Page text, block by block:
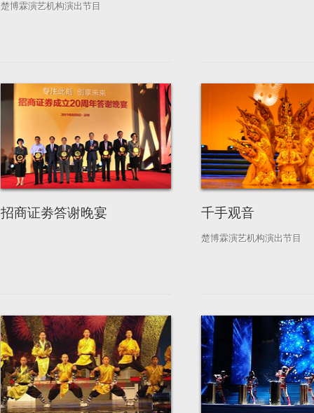
楚博霖演艺机构演出节目
招商证劵答谢晚宴 千手观音
楚博霖演艺机构演出节目